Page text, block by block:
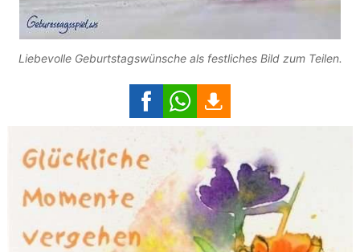
Liebevolle Geburtstagswünsche als festliches Bild zum Teilen.